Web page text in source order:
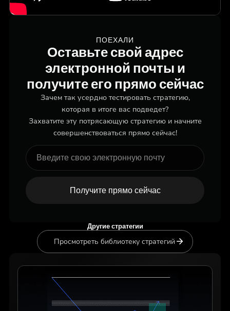
ПОЕХАЛИ
Оставьте свой адрес
электронной почты и
получите его прямо сейчас
Зачем так усердно тестировать стратегию,
которая в итоге вас подведет?
Захватите эту потрясающую стратегию и начните
совершенствоваться прямо сейчас!
Получите прямо сейчас
Другие стратегии
Просмотреть библиотеку стратегий